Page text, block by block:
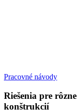
Pracovné návody
Riešenia pre
konštrukcií